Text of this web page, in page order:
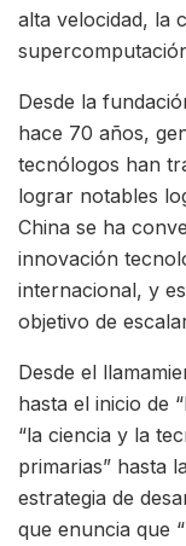
alta velocidad, la
Desde la
hace 70 años,
tecnólogos han
lograr notables
China se ha
innovación
internacional, y
objetivo de
Desde el
hasta el inicio de
“la ciencia y la
primarias” hasta
estrategia de
que enuncia que